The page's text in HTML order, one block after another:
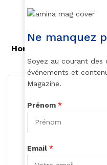
Hommage à Manu
Ne manquez
Soyez au courant des
événements et
Magazine.
Prénom *
Email *